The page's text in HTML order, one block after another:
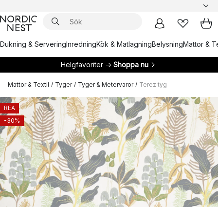
Dukning & ServeringInredningKök & MatlagningBelysningMattor &
Helgfavoriter → Shoppa nu
Mattor & Textil / Tyger / Tyger & Metervaror / Terez tyg
REA
-30%